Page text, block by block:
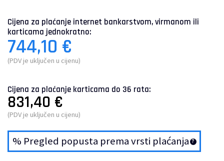
Cijena za plaćanje internet bankarstvom, virmanom ili
karticama jednokratno:
744,10 €
(PDV je uključen u cijenu)
Cijena za plaćanje karticama do 36 rata:
831,40 €
(PDV je uključen u cijenu)
% Pregled popusta prema vrsti plaćanja